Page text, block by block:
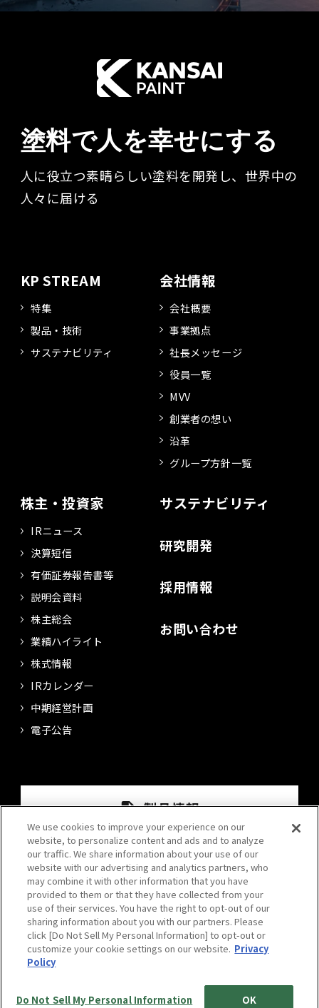
塗料で人を幸せにする
人に役立つ素晴らしい塗料を開発し、世界中の
人々に届ける​
KP STREAM
特集
製品・技術
サステナビリティ
会社情報
会社概要
事業拠点
社長メッセージ
役員一覧
MVV
創業者の想い
沿革
グループ方針一覧
株主・投資家
IRニュース
決算短信
有価証券報告書等
説明会資料
株主総会
業績ハイライト
株式情報
IRカレンダー
中期経営計画
電子公告
サステナビリティ
研究開発
採用情報
お問い合わせ
プライバシーポリシー
情報セキュリティポリシー
サイトポリシー
We use cookies to improve your experience on our
website, to personalize content and ads and to analyze
our traffic. We share information about your use of our
website with our advertising and analytics partners, who
may combine it with other information that you have
provided to them or that they have collected from your
use of their services. You have the right to opt-out of our
sharing information about you with our partners. Please
click [Do Not Sell My Personal Information] to opt-out or
customize your cookie settings on our website. Privacy
Policy
Do Not Sell My Personal Information OK